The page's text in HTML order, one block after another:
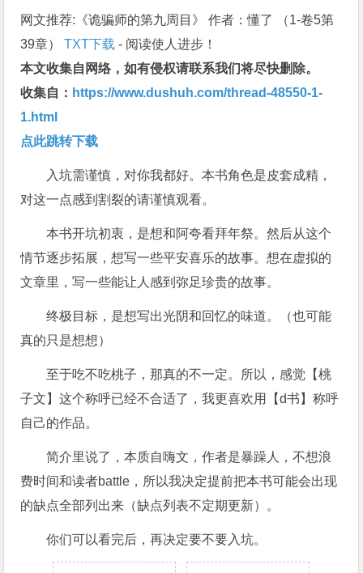
网文推荐:《诡骗师的第九周目》 作者：懂了 （1-卷5第
39章）TXT下载 - 阅读使人进步！
本文收集自网络，如有侵权请联系我们将尽快删除。
收集自： https://www.dushuh.com/thread-48550-1-
1.html
点此跳转下载
入坑需谨慎，对你我都好。本书角色是皮套成精，
对这一点感到割裂的请谨慎观看。
本书开坑初衷，是想和阿夸看拜年祭。然后从这个
情节逐步拓展，想写一些平安喜乐的故事。想在虚拟的
文章里，写一些能让人感到弥足珍贵的故事。
终极目标，是想写出光阴和回忆的味道。（也可能
真的只是想想）
至于吃不吃桃子，那真的不一定。所以，感觉【桃
子文】这个称呼已经不合适了，我更喜欢用【d书】称呼
自己的作品。
简介里说了，本质自嗨文，作者是暴躁人，不想浪
费时间和读者battle，所以我决定提前把本书可能会出现
的缺点全部列出来（缺点列表不定期更新）。
你们可以看完后，再决定要不要入坑。